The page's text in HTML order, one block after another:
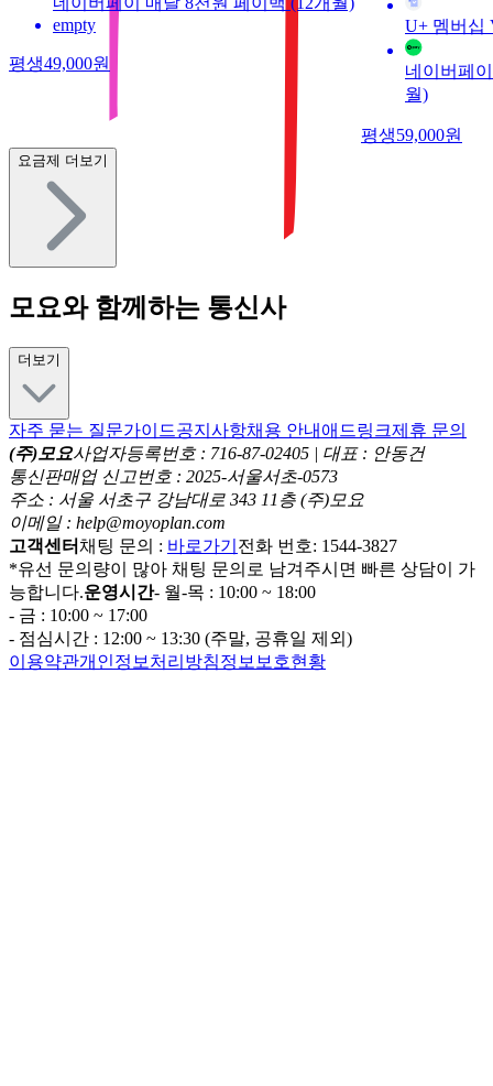
empty
평생49,000원
U+ 멤버십
네이버페
월)
평생59,000원
요금제 더보기
모요와 함께하는 통신사
더보기
자주 묻는 질문가이드공지사항채용 안내 애드링크제휴 문의
(주)모요사업자등록번호 : 716-87-02405 | 대표 : 안동건
통신판매업 신고번호 : 2025-서울서초-0573
주소 : 서울 서초구 강남대로 343 11층 (주)모요
이메일 : help@moyoplan.com
고객센터 채팅 문의 : 바로가기 전화 번호: 1544-3827
*유선 문의량이 많아 채팅 문의로 남겨주시면 빠른 상담이 가
능합니다.운영시간- 월-목 : 10:00 ~ 18:00
- 금 : 10:00 ~ 17:00
- 점심시간 : 12:00 ~ 13:30 (주말, 공휴일 제외)
이용약관개인정보처리방침정보보호현황